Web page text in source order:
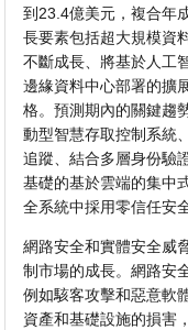
到23.4億美元，複合年
長要素包括超大規模資
不斷成長、將基於人工
邊緣資料中心部署的擴
格。預測期內的關鍵趨
動型智慧存取控制系統
追蹤、結合多層身份驗
基礎的基於雲端的集中
全系統中採用零信任安
網路安全和實體安全威
制市場的成長。網路安
例如駭客攻擊和惡意軟
資產和基礎設施的損害